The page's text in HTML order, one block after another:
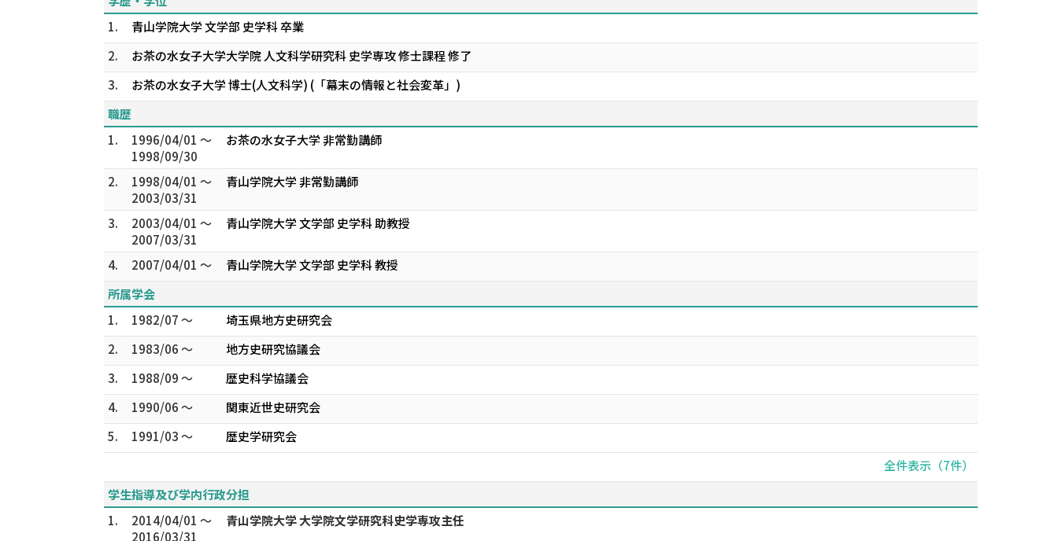
1.
青山学院大学 文学部 史学科 卒業
2.
お茶の水女子大学大学院 人文科学研究科 史学専攻 修士課程 修了
3.
お茶の水女子大学 博士(人文科学) (「幕末の情報と社会変革」)
職歴
1.
1996/04/01 ～
1998/09/30
お茶の水女子大学 非常勤講師
2.
1998/04/01 ～
2003/03/31
青山学院大学 非常勤講師
3.
2003/04/01 ～
2007/03/31
青山学院大学 文学部 史学科 助教授
4. 2007/04/01 ～
青山学院大学 文学部 史学科 教授
所属学会
1.
1982/07 ～
埼玉県地方史研究会
2.
1983/06 ～
地方史研究協議会
3.
1988/09 ～
歴史科学協議会
4.
1990/06 ～
関東近世史研究会
5.
1991/03 ～
歴史学研究会
全件表示（7件）
学生指導及び学内行政分担
1.
2014/04/01 ～
2016/03/31
青山学院大学 大学院文学研究科史学専攻主任